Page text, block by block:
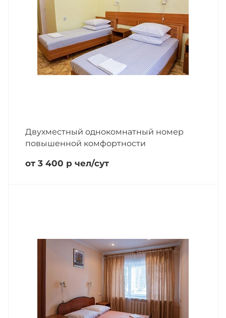
Двухместный однокомнатный номер
повышенной комфортности
от 3 400 р чел/сут